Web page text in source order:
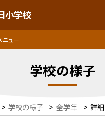
小学校
ュー
学校の様子
> 学校の様子 > 全学年 > 詳細